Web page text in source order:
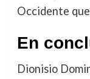
Occidente
En
Dionisio